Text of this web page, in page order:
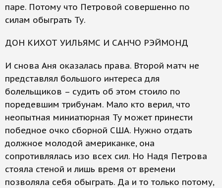
паре. Потому что Петровой совершенно по
силам обыграть Ту.
ДОН КИХОТ УИЛЬЯМС И САНЧО РЭЙМОНД
И снова Аня оказалась права. Второй матч не
представлял большого интереса для
болельщиков – судить об этом стоило по
поредевшим трибунам. Мало кто верил, что
неопытная миниатюрная Ту может принести
победное очко сборной США. Нужно отдать
должное молодой американке, она
сопротивлялась изо всех сил. Но Надя Петрова
стояла стеной и лишь время от времени
позволяла себя обыграть. Да и то только потому,